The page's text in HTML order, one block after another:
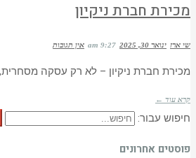
מכירת חברת ניקיון
שי ארז ינואר 30, 2025 9:27 am אין תגובות
מכירת חברת ניקיון – לא רק עסקה
קרא עוד ←
חיפוש עבור:
פוסטים אחרונים